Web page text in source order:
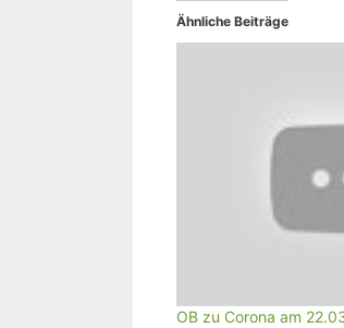
Ähnliche Beiträge
OB zu Corona am